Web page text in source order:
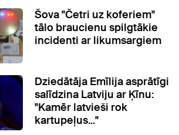
Šova "Četri uz koferiem"
tālo braucienu spilgtākie
incidenti ar likumsargiem
Dziedātāja Emīlija asprātīgi
salīdzina Latviju ar Ķīnu:
"Kamēr latvieši rok
kartupeļus..."